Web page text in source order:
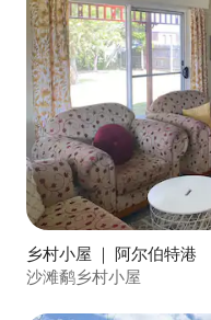
乡村小屋 ｜ 阿尔伯特港
沙滩鹬乡村小屋